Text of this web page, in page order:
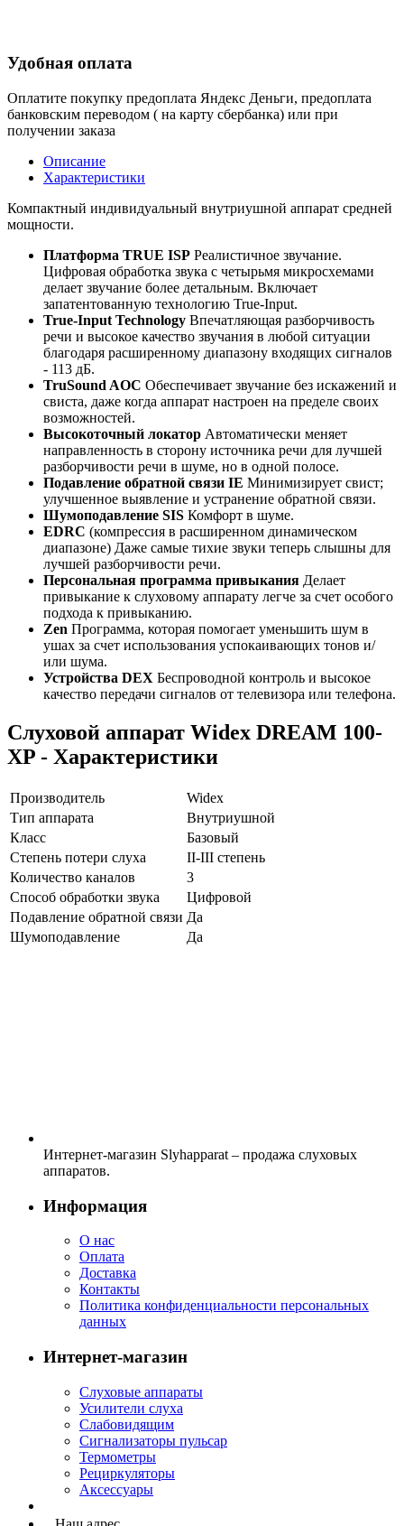
Удобная оплата
Оплатите покупку предоплата Яндекс Деньги, предоплата
банковским переводом ( на карту сбербанка) или при
получении заказа
Описание
Характеристики
Компактный индивидуальный внутриушной аппарат средней
мощности.
Платформа TRUE ISP Реалистичное звучание.
Цифровая обработка звука с четырьмя микросхемами
делает звучание более детальным. Включает
запатентованную технологию True-Input.
True-Input Technology Впечатляющая разборчивость
речи и высокое качество звучания в любой ситуации
благодаря расширенному диапазону входящих сигналов
- 113 дБ.
TruSound AOC Обеспечивает звучание без искажений и
свиста, даже когда аппарат настроен на пределе своих
возможностей.
Высокоточный локатор Автоматически меняет
направленность в сторону источника речи для лучшей
разборчивости речи в шуме, но в одной полосе.
Подавление обратной связи IE Минимизирует свист;
улучшенное выявление и устранение обратной связи.
Шумоподавление SIS Комфорт в шуме.
EDRC (компрессия в расширенном динамическом
диапазоне) Даже самые тихие звуки теперь слышны для
лучшей разборчивости речи.
Персональная программа привыкания Делает
привыкание к слуховому аппарату легче за счет особого
подхода к привыканию.
Zen Программа, которая помогает уменьшить шум в
ушах за счет использования успокаивающих тонов и/
или шума.
Устройства DEX Беспроводной контроль и высокое
качество передачи сигналов от телевизора или телефона.
Слуховой аппарат Widex DREAM 100-
XP - Характеристики
Производитель
Widex
Тип аппарата
Внутриушной
Класс
Базовый
Степень потери слуха
II-III степень
Количество каналов
3
Способ обработки звука
Цифровой
Подавление обратной связи Да
Шумоподавление
Да
Интернет-магазин Slyhapparat – продажа слуховых
аппаратов.
Информация
О нас
Оплата
Доставка
Контакты
Политика конфиденциальности персональных
данных
Интернет-магазин
Слуховые аппараты
Усилители слуха
Слабовидящим
Сигнализаторы пульсар
Термометры
Рециркуляторы
Аксессуары